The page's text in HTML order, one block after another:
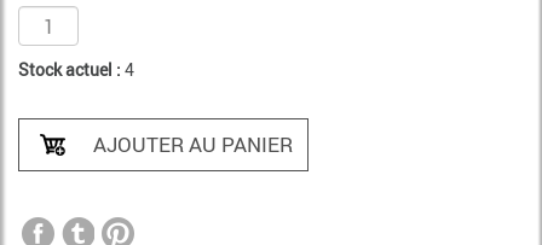
Stock actuel : 4
AJOUTER AU PANIER